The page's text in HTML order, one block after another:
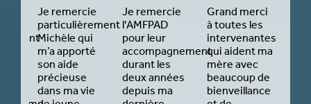
Je remercie
particulièrement
Michèle qui
m’a apporté
son aide
précieuse
dans ma vie
Je remercie
l'AMFPAD
pour leur
accompagnement
durant les
deux années
depuis ma
Grand merci
à toutes les
intervenantes
qui aident ma
mère avec
beaucoup de
bienveillance